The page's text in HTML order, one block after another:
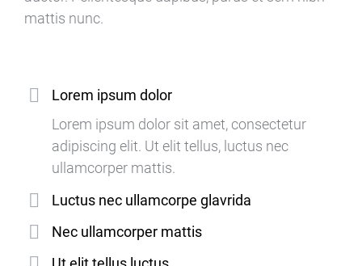
mattis nunc.
Lorem ipsum dolor
Lorem ipsum dolor sit amet, consectetur
adipiscing elit. Ut elit tellus, luctus nec
ullamcorper mattis.
Luctus nec ullamcorpe glavrida
Nec ullamcorper mattis